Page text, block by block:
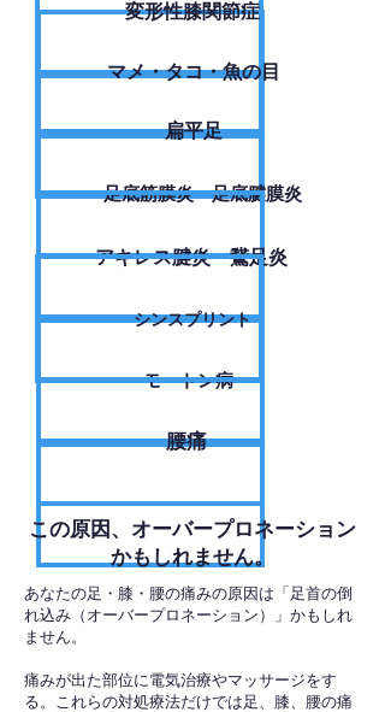
変形性膝関節症
​マメ・タコ・魚の目
扁平足
足底筋膜炎・足底腱膜炎
アキレス腱炎・鵞足炎
シンスプリント
モートン病
腰痛
​この原因、オーバープロネーション
かもしれません。
あなたの足・膝・腰の痛みの原因は「足首の倒
れ込み（オーバープロネーション）」かもしれ
ません。
痛みが出た部位に電気治療やマッサージをす
る。これらの対処療法だけでは足、膝、腰の痛